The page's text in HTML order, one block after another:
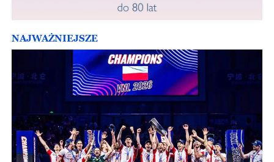
NAJWAŻNIEJSZE